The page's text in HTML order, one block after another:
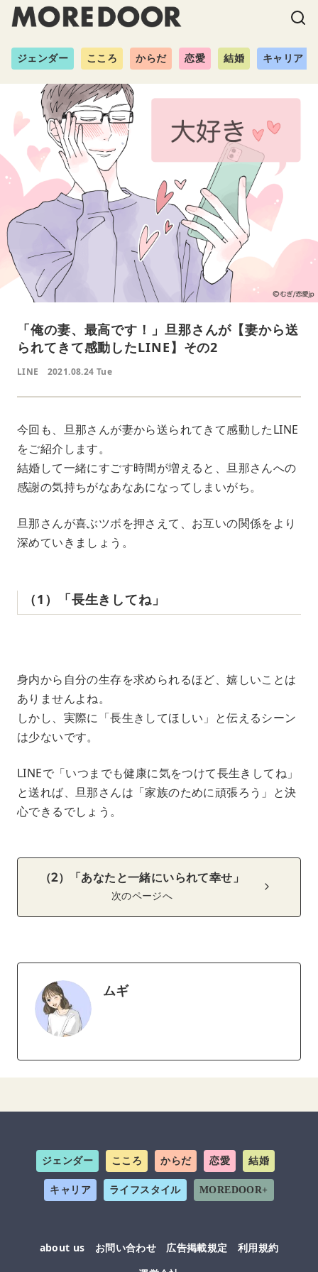
ジェンダー こころ からだ 恋愛 結婚 キャリア
「俺の妻、最高です！」旦那さんが【妻から送
られてきて感動したLINE】その2
LINE 2021.08.24 Tue
今回も、旦那さんが妻から送られてきて感動したLINE
をご紹介します。
結婚して一緒にすごす時間が増えると、旦那さんへの
感謝の気持ちがなあなあになってしまいがち。
旦那さんが喜ぶツボを押さえて、お互いの関係をより
深めていきましょう。
‌（‌1‌）「長生きしてね」‌
身内から自分の生存を求められるほど、嬉しいことは
ありませんよね。
しかし、実際に「長生きしてほしい」と伝えるシーン
は少ないです。
LINEで「いつまでも健康に気をつけて長生きしてね」
と送れば、旦那さんは「家族のために頑張ろう」と決
心できるでしょう。
‌（‌2‌）‌「あなたと一緒にいられて幸せ」
次のページへ
ムギ
ジェンダー こころ からだ 恋愛 結婚
キャリア ライフスタイル MOREDOOR+
about us お問い合わせ 広告掲載規定
利用規約